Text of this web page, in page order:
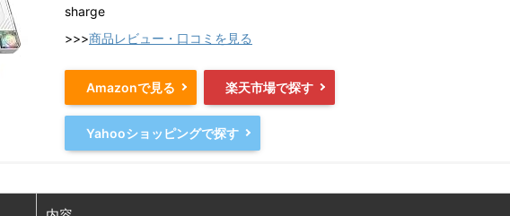
sharge
>>>商品レビュー・口コミを見る
Amazonで見る 楽天市場で探す
Yahooショッピングで探す